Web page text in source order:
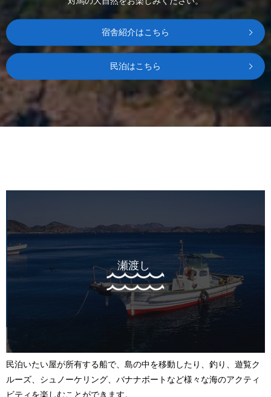
宿舎紹介はこちら
民泊はこちら
瀬渡し
民泊いたい屋が所有する船で、島の中を移動したり、釣り、遊覧ク
ルーズ、シュノーケリング、バナナボートなど様々な海のアクティ
ビティを楽しむことができます。